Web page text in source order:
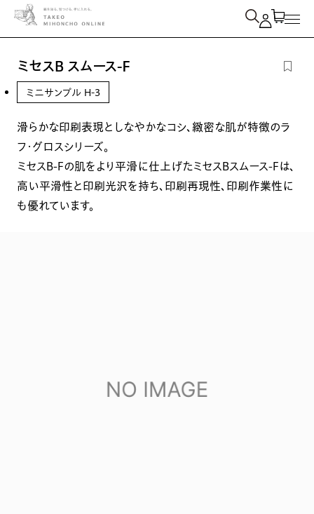
紙を検索
ミセスB スムース-Ｆ
ミニサンプル H-3
滑らかな印刷表現としなやかなコシ、緻密な肌が特徴のラ
フ・グロスシリーズ。
ミセスB-Fの肌をより平滑に仕上げたミセスBスムース-Fは、
高い平滑性と印刷光沢を持ち、印刷再現性、印刷作業性に
も優れています。